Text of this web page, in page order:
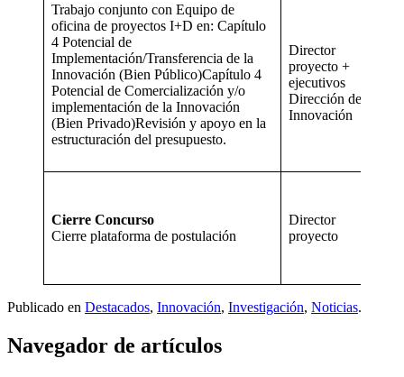
Trabajo conjunto con Equipo de
oficina de proyectos I+D en: Capítulo
4 Potencial de
Implementación/Transferencia de la
Innovación (Bien Público)Capítulo 4
Potencial de Comercialización y/o
implementación de la Innovación
(Bien Privado)Revisión y apoyo en la
estructuración del presupuesto.
Director
proyecto +
ejecutivos
Dirección de
Innovación
Cierre Concurso
Cierre plataforma de postulación
Director
proyecto
Publicado en Destacados, Innovación, Investigación, Noticias.
Navegador de artículos